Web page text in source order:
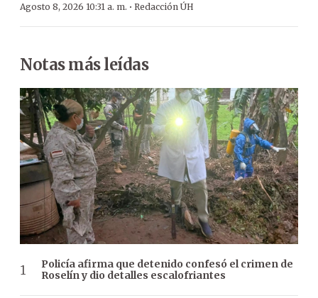
Agosto 8, 2026 10:31 a. m. · Redacción ÚH
Notas más leídas
Policía afirma que detenido confesó el crimen de
Roselín y dio detalles escalofriantes